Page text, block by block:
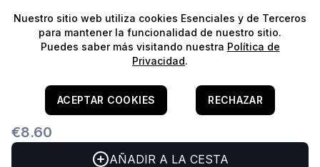
⭐️¡Envíos gratis para pedidos superiores a 60€!*⭐️
Aquascaping/Hardscape - Rocha Para Reefs
ReefTech Frag Rock 1 Plugs
€8.60
AÑADIR A LA CESTA
Nuestro sitio web utiliza cookies Esenciales y de Terceros
para mantener la funcionalidad de nuestro sitio.
Puedes saber más visitando nuestra Política de
Privacidad.
ACEPTAR COOKIES RECHAZAR